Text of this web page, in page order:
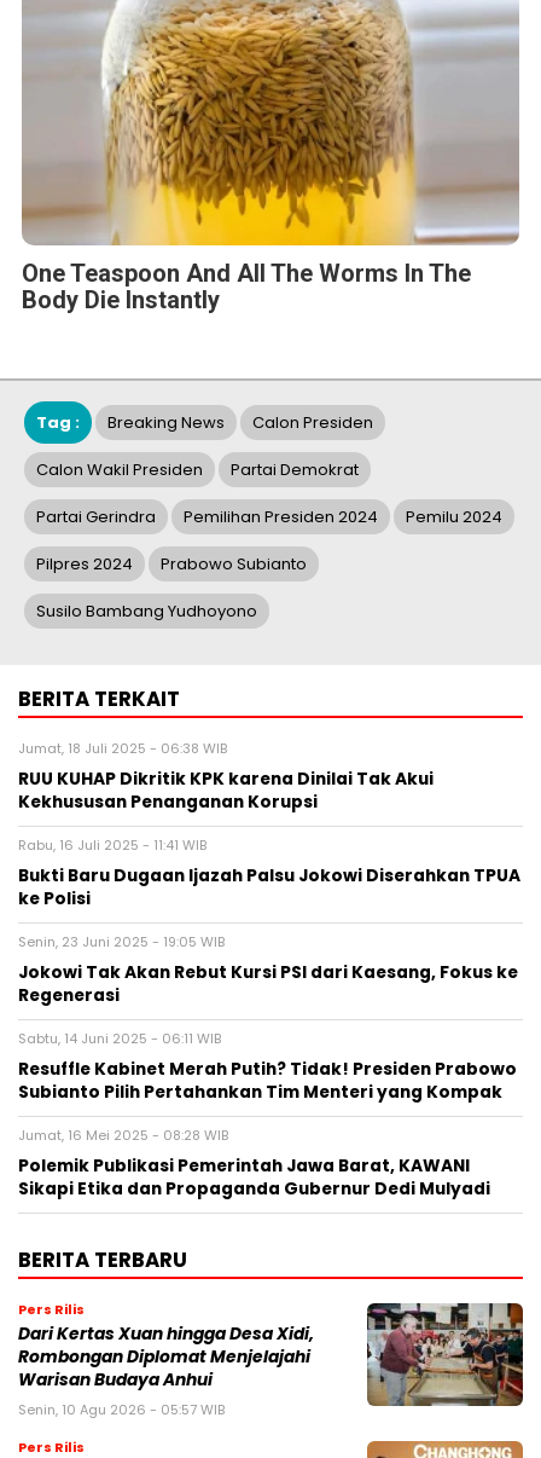
One Teaspoon And All The Worms In The
Body Die Instantly
Tag : Breaking News Calon Presiden
Calon Wakil Presiden Partai Demokrat
Partai Gerindra Pemilihan Presiden 2024 Pemilu 2024
Pilpres 2024 Prabowo Subianto
Susilo Bambang Yudhoyono
BERITA TERKAIT
Jumat, 18 Juli 2025 - 06:38 WIB
RUU KUHAP Dikritik KPK karena Dinilai Tak Akui
Kekhususan Penanganan Korupsi
Rabu, 16 Juli 2025 - 11:41 WIB
Bukti Baru Dugaan Ijazah Palsu Jokowi Diserahkan TPUA
ke Polisi
Senin, 23 Juni 2025 - 19:05 WIB
Jokowi Tak Akan Rebut Kursi PSI dari Kaesang, Fokus ke
Regenerasi
Sabtu, 14 Juni 2025 - 06:11 WIB
Resuffle Kabinet Merah Putih? Tidak! Presiden Prabowo
Subianto Pilih Pertahankan Tim Menteri yang Kompak
Jumat, 16 Mei 2025 - 08:28 WIB
Polemik Publikasi Pemerintah Jawa Barat, KAWANI
Sikapi Etika dan Propaganda Gubernur Dedi Mulyadi
BERITA TERBARU
Pers Rilis
Dari Kertas Xuan hingga Desa Xidi,
Rombongan Diplomat Menjelajahi
Warisan Budaya Anhui
Senin, 10 Agu 2026 - 05:57 WIB
Pers Rilis